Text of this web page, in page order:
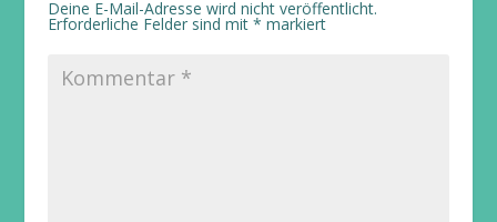
Deine E-Mail-Adresse wird nicht veröffentlicht.
Erforderliche Felder sind mit * markiert